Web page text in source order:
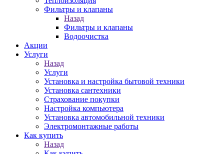
Фильтры и клапаны
Назад
Фильтры и клапаны
Водоочистка
Акции
Услуги
Назад
Услуги
Установка и настройка бытовой техники
Установка сантехники
Страхование покупки
Настройка компьютера
Установка автомобильной техники
Электромонтажные работы
Как купить
Назад